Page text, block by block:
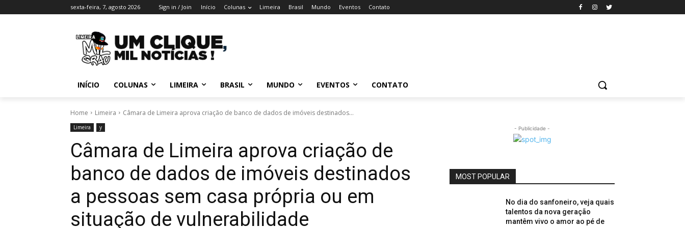
sexta-feira, 7, agosto 2026 Sign in / Join Início Colunas Limeira Brasil Mundo Eventos Contato
INÍCIO COLUNAS LIMEIRA BRASIL MUNDO EVENTOS CONTATO
Home Limeira Câmara de Limeira aprova criação de banco de dados de imóveis destinados...
Limeira y
Câmara de Limeira aprova criação de
banco de dados de imóveis destinados
a pessoas sem casa própria ou em
situação de vulnerabilidade
- Publicidade -
MOST POPULAR
No dia do sanfoneiro, veja quais
talentos da nova geração
mantêm vivo o amor ao pé de